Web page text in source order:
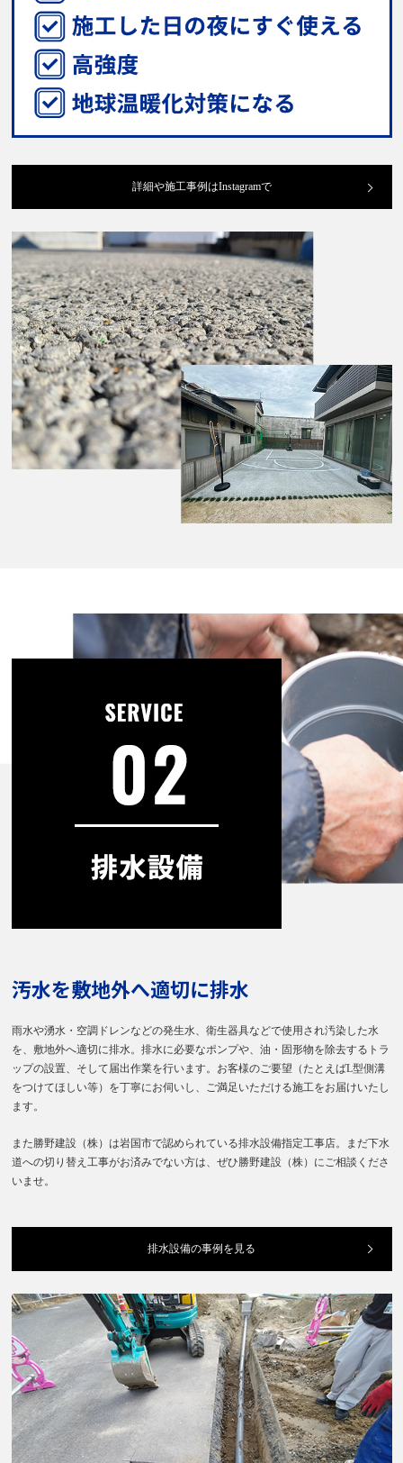
詳細や施工事例はInstagramで
汚水を敷地外へ適切に排水
雨水や湧水・空調ドレンなどの発生水、衛生器具などで使用され汚染した水
を、敷地外へ適切に排水。排水に必要なポンプや、油・固形物を除去するトラ
ップの設置、そして届出作業を行います。お客様のご要望（たとえばL型側溝
をつけてほしい等）を丁寧にお伺いし、ご満足いただける施工をお届けいたし
ます。
また勝野建設（株）は岩国市で認められている排水設備指定工事店。まだ下水
道への切り替え工事がお済みでない方は、ぜひ勝野建設（株）にご相談くださ
いませ。
排水設備の事例を見る